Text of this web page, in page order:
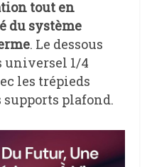
tout en
du système
. Le dessous
universel 1/4
les trépieds
supports plafond.